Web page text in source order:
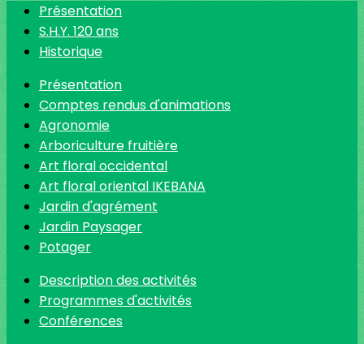
Présentation
S.H.Y. 120 ans
Historique
Présentation
Comptes rendus d'animations
Agronomie
Arboriculture fruitière
Art floral occidental
Art floral oriental IKEBANA
Jardin d'agrément
Jardin Paysager
Potager
Description des activités
Programmes d'activités
Conférences